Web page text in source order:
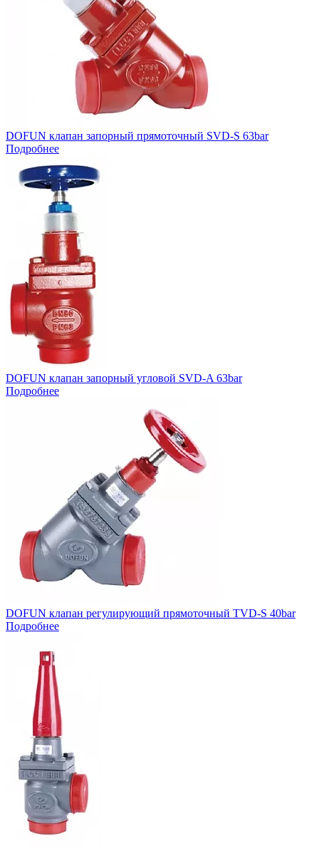
DOFUN клапан запорный прямоточный SVD-S 63bar
Подробнее
DOFUN клапан запорный угловой SVD-A 63bar
Подробнее
DOFUN клапан регулирующий прямоточный TVD-S 40bar
Подробнее